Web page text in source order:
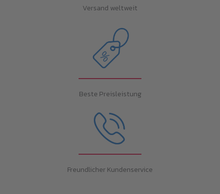
Versand weltweit
Beste Preisleistung
Freundlicher Kundenservice